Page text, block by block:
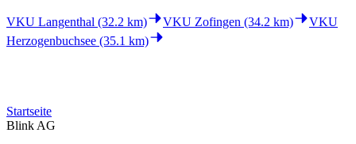
VKU Langenthal (32.2 km) VKU Zofingen (34.2 km)
VKU
Herzogenbuchsee (35.1 km)
Startseite
Blink AG